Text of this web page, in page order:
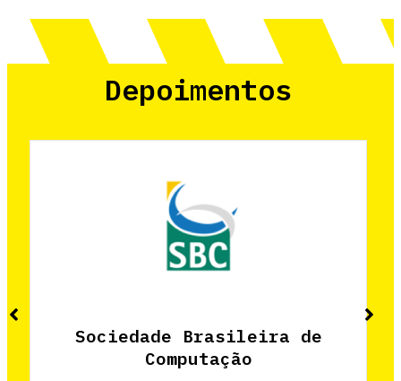
Depoimentos
Sociedade Brasileira de
Computação